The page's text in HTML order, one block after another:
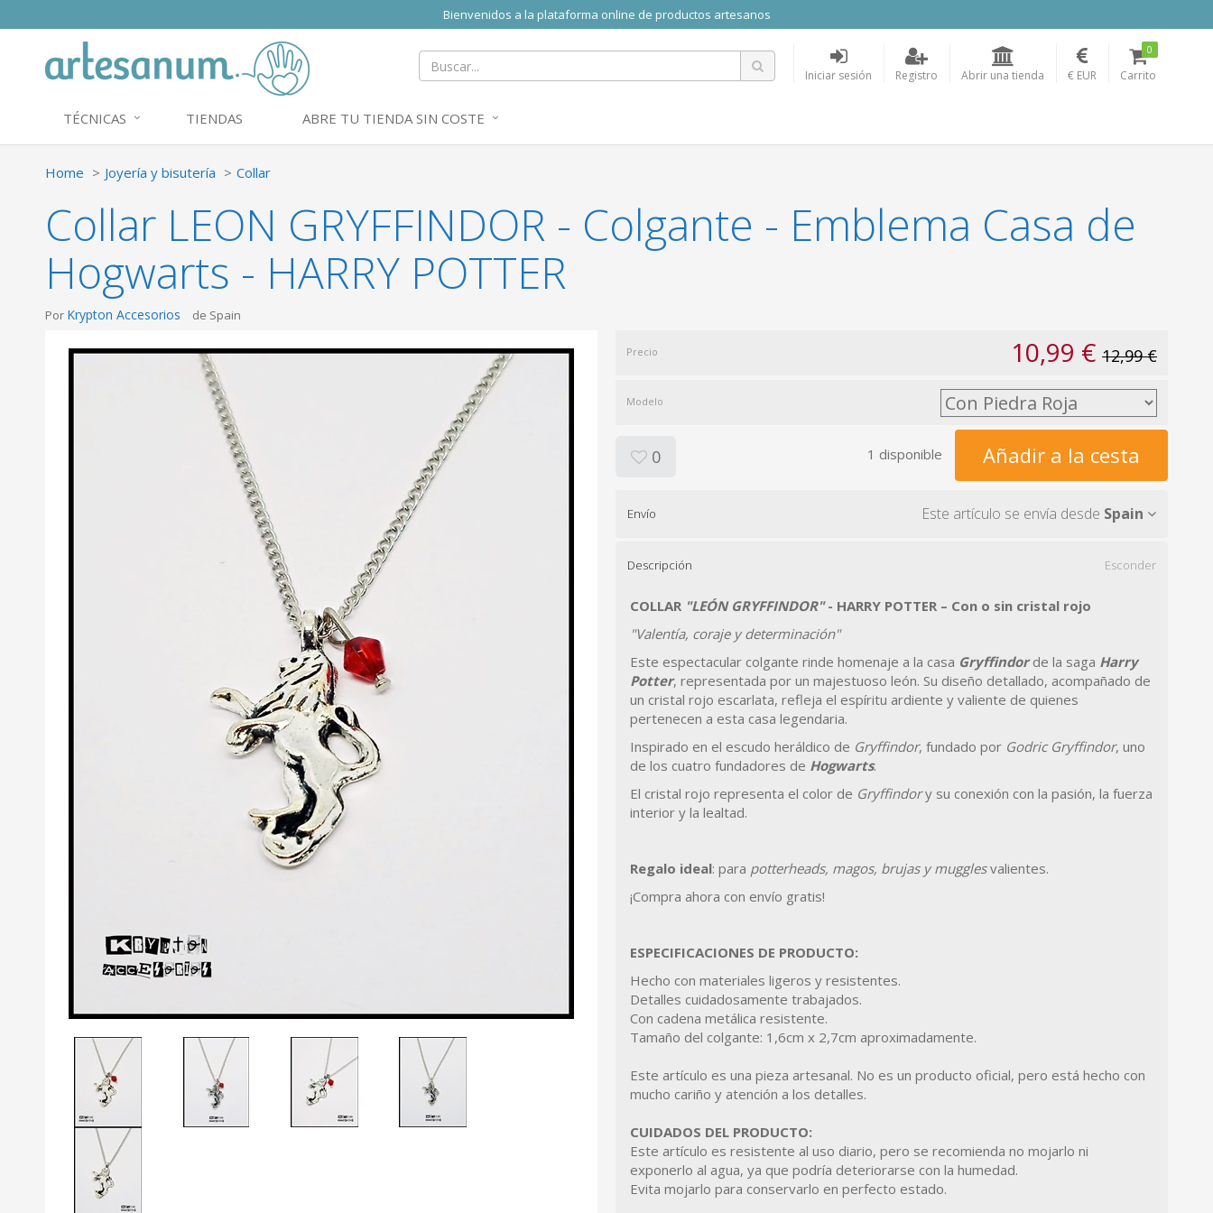
Bienvenidos a la plataforma online de productos artesanos
Iniciar sesión Registro Abrir una tienda € EUR Carrito
0
TÉCNICAS TIENDAS ABRE TU TIENDA SIN COSTE
Home Joyería y bisutería Collar
Collar LEON GRYFFINDOR - Colgante - Emblema Casa de
Hogwarts - HARRY POTTER
Por Krypton Accesorios de Spain
Precio 10,99 € 12,99 €
Modelo
0 1 disponible Añadir a la cesta
Envío Este artículo se envía desde Spain
Descripción Esconder
COLLAR "LEÓN GRYFFINDOR"- HARRY POTTER – Con o sin cristal rojo
"Valentía, coraje y determinación"
Este espectacular colgante rinde homenaje a la casa Gryffindorde la saga Harry
Potter, representada por un majestuoso león. Su diseño detallado, acompañado de
un cristal rojo escarlata, refleja el espíritu ardiente y valiente de quienes
pertenecen a esta casa legendaria.
Inspirado en el escudo heráldico de Gryffindor, fundado por Godric Gryffindor, uno
de los cuatro fundadores de Hogwarts.
El cristal rojo representa el color de Gryffindory su conexión con la pasión, la fuerza
interior y la lealtad.
Regalo ideal: para potterheads, magos, brujas y mugglesvalientes.
¡Compra ahora con envío gratis!
ESPECIFICACIONES DE PRODUCTO:
Hecho con materiales ligeros y resistentes.
Detalles cuidadosamente trabajados.
Con cadena metálica resistente.
Tamaño del colgante: 1,6cm x 2,7cm aproximadamente.
Este artículo es una pieza artesanal. No es un producto oficial, pero está hecho con
mucho cariño y atención a los detalles.
CUIDADOS DEL PRODUCTO:
Este artículo es resistente al uso diario, pero se recomienda no mojarlo ni
exponerlo al agua, ya que podría deteriorarse con la humedad.
Evita mojarlo para conservarlo en perfecto estado.